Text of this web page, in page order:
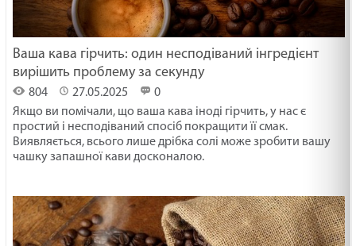
Ваша кава гірчить: один несподіваний інгредієнт
вирішить проблему за секунду
804 27.05.2025
0
Якщо ви помічали, що ваша кава іноді гірчить, у нас є
простий і несподіваний спосіб покращити її смак.
Виявляється, всього лише дрібка солі може зробити вашу
чашку запашної кави досконалою.